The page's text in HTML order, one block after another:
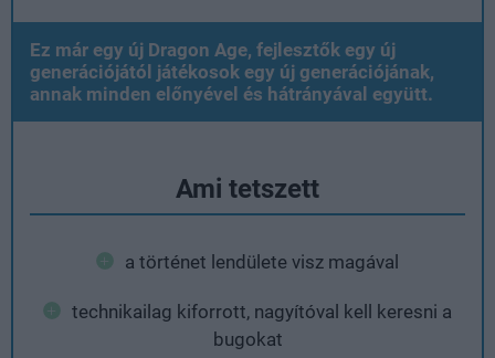
Ez már egy új Dragon Age, fejlesztők egy új
generációjától játékosok egy új generációjának,
annak minden előnyével és hátrányával együtt.
Ami tetszett
a történet lendülete visz magával
technikailag kiforrott, nagyítóval kell keresni a
bugokat